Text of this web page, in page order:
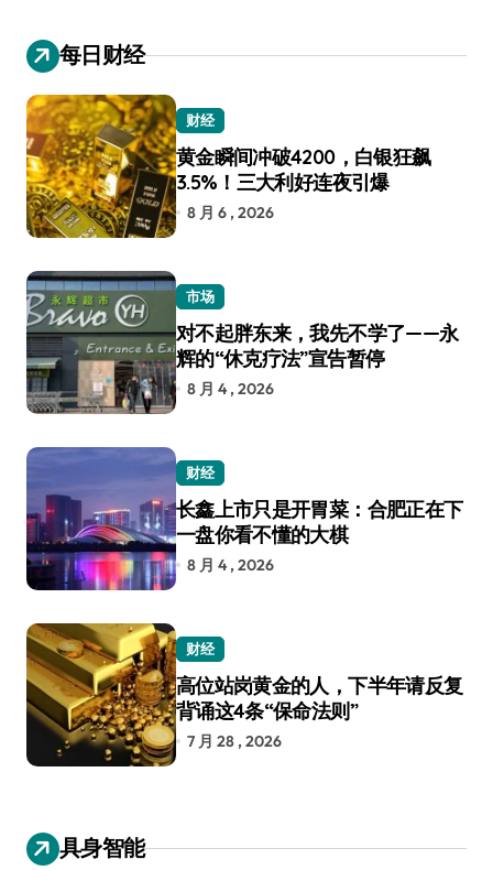
每日财经
财经
黄金瞬间冲破4200，白银狂飙
3.5%！三大利好连夜引爆
8 月 6 , 2026
市场
对不起胖东来，我先不学了——永
辉的“休克疗法”宣告暂停
8 月 4 , 2026
财经
长鑫上市只是开胃菜：合肥正在下
一盘你看不懂的大棋
8 月 4 , 2026
财经
高位站岗黄金的人，下半年请反复
背诵这4条“保命法则”
7 月 28 , 2026
具身智能